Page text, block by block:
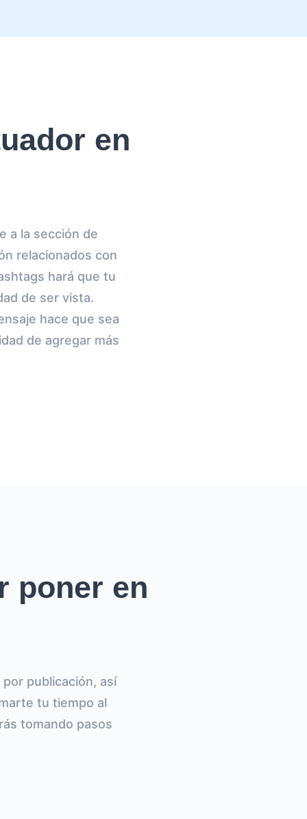
en
a la sección de
relacionados con
hará que tu
de ser vista.
hace que sea
de agregar más
poner en
publicación, así
tu tiempo al
tomando pasos